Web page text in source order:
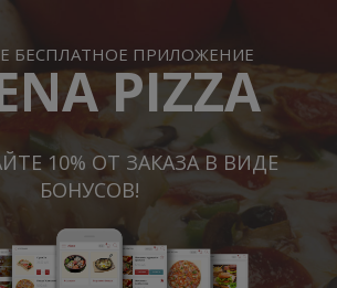
БЕСПЛАТНОЕ ПРИЛОЖЕНИЕ
PIZZA
10% ОТ ЗАКАЗА В ВИДЕ
БОНУСОВ!